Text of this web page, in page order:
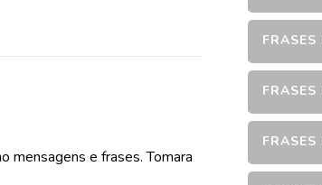
mensagens e frases. Tomara